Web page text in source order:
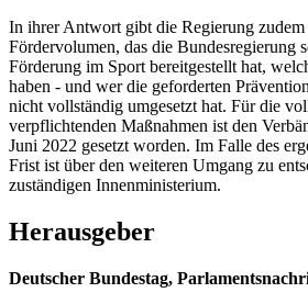
In ihrer Antwort gibt die Regierung
Fördervolumen, das die Bundesregierung
Förderung im Sport bereitgestellt hat,
haben - und wer die geforderten
nicht vollständig umgesetzt hat. Für die
verpflichtenden Maßnahmen ist den
Juni 2022 gesetzt worden. Im Falle des
Frist ist über den weiteren Umgang zu
zuständigen Innenministerium.
Herausgeber
Deutscher Bundestag,